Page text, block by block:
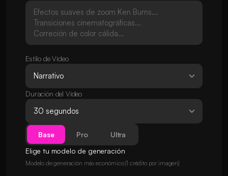
Estilo de Vídeo
Duración del Vídeo
Base Pro
Ultra
Elige tu modelo de generación
Modelo de generación más económico (1 crédito por imagen)